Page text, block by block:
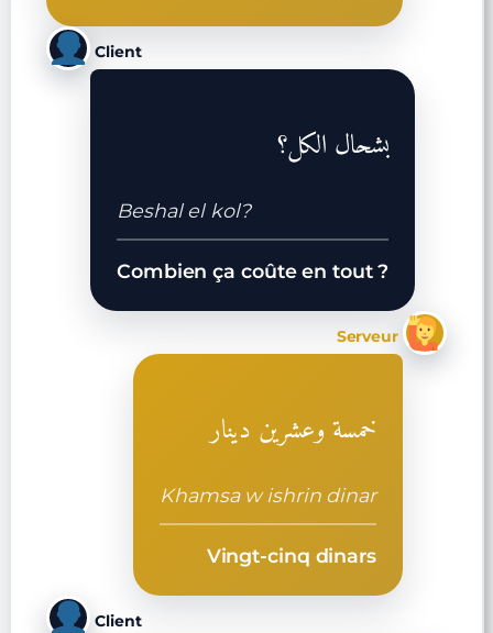
Client
بشحال الكل؟
Beshal el kol?
Combien ça coûte en tout ?
Serveur
خمسة وعشرين دينار
Khamsa w ishrin dinar
Vingt-cinq dinars
Client